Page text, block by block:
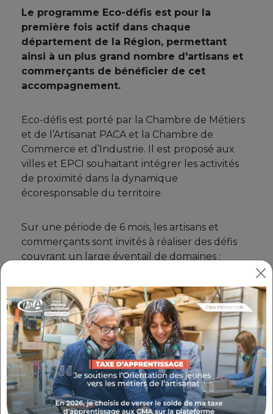
Le programme Eco-défis est pour la
première fois actif dans chaque
département de la Région, permettant
ainsi à un plus grand nombre d'artisans et
commerçants de bénéficier de cet
accompagnement.
Eco-défis est porté par la Chambre de Métiers
et de l’Artisanat PACA et la Chambre de
Commerce et d’Industrie. Il est proposé aux
villes et EPCI souhaitant intégrer les activités
de proximité dans la dynamique
écoresponsable du territoire.
Sur une période de 6 mois, les artisans et
commerçants sont invités à réaliser des défis
couvrant un large éventail de domaines :
et d’énergie, formation et emploi, en sont
quelques exemples. Leur engagement est
récompensé par le label Eco-défis, en bronze,
argent ou or selon la maturité de leur
démarche de responsabilité environnementale
et sociale.
Dans les 6 départements, une opération Eco-
défis est en cours avec une ville ou une